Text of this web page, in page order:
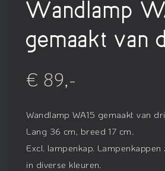
Wandlamp
gemaakt van
€ 89,-
Wandlamp WA15 gemaakt van
Lang 36 cm, breed 17 cm.
Excl. lampenkap.
in diverse kleuren.